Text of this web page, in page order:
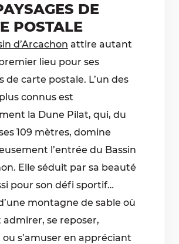
DE
POSTALE
d’Arcachon attire autant
lieu pour ses
de carte postale. L’un des
connus est
la Dune Pilat, qui, du
109 mètres, domine
l’entrée du Bassin
Elle séduit par sa beauté
pour son défi sportif…
montagne de sable où
admirer, se reposer,
s’amuser en appréciant